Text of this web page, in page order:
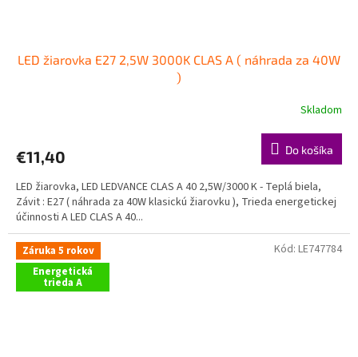
LED žiarovka E27 2,5W 3000K CLAS A ( náhrada za 40W
)
Skladom
€11,40 Do košíka
LED žiarovka, LED LEDVANCE CLAS A 40 2,5W/3000 K - Teplá biela,
Závit : E27 ( náhrada za 40W klasickú žiarovku ), Trieda energetickej
účinnosti A LED CLAS A 40...
Záruka 5 rokov
Energetická
trieda A
Kód: LE747784